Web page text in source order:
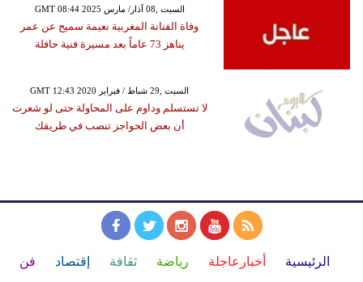
GMT 08:44 2025 السبت ,08 آذار/ مارس
وفاة الفنانة المغربية نعيمة سميح عن عمر
يناهز 73 عاماً بعد مسيرة فنية حافلة
GMT 12:43 2020 السبت ,29 شباط / فبراير
لا تستسلم وداوم على المحاولة حتى لو شعرت
أن بعض الحواجز تنصب في طريقك
الرئيسية أخبارعاجلة رياضة ثقافة إقتصاد فن